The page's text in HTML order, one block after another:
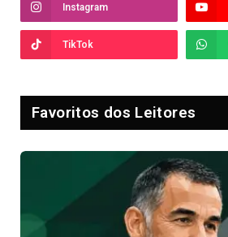
Instagram
TikTok
Favoritos dos Leitores